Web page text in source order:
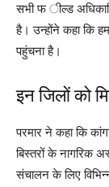
सभी फ ील्ड
है। उन्होंने कहा कि
पहुंचना है।
इन जिलों को
परमार ने कहा कि
बिस्तरों के नागरिक
संचालन के लिए